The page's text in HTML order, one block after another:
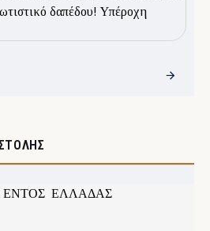
δαπέδου! Υπέροχη
ΕΝΤΟΣ ΕΛΛΑΔΑΣ